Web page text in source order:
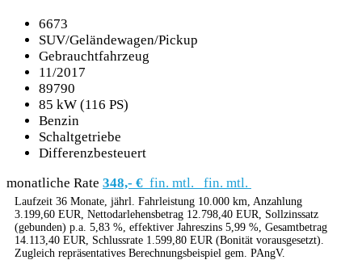
6673
SUV/Geländewagen/Pickup
Gebrauchtfahrzeug
11/2017
89790
85 kW (116 PS)
Benzin
Schaltgetriebe
Differenzbesteuert
monatliche Rate 348,- € fin. mtl. fin. mtl.
Laufzeit 36 Monate, jährl. Fahrleistung 10.000 km, Anzahlung
3.199,60 EUR, Nettodarlehensbetrag 12.798,40 EUR, Sollzinssatz
(gebunden) p.a. 5,83 %, effektiver Jahreszins 5,99 %, Gesamtbetrag
14.113,40 EUR, Schlussrate 1.599,80 EUR (Bonität vorausgesetzt).
Zugleich repräsentatives Berechnungsbeispiel gem. PAngV.